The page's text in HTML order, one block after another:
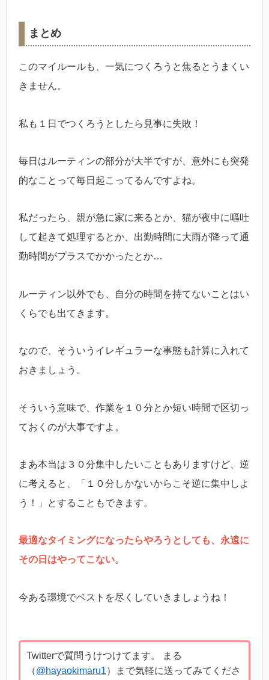
まとめ
このマイルールも、一気につくろうと焦るとうまくい
きません。
私も１日でつくろうとしたら見事に失敗！
毎日はルーティンの部分が大半ですが、意外にも突発
的なことって毎日起こってるんですよね。
私だったら、親が急に家に来るとか、猫が夜中に嘔吐
して起きて処理するとか、出勤時間に大雨が降って通
勤時間がプラスでかかったとか…
ルーティン以外でも、自分の時間を持てないことはい
くらでも出てきます。
なので、そういうイレギュラーな事態も計算に入れて
おきましょう。
そういう意味で、作業を１０分とか短い時間で区切っ
ておくのが大事ですよ。
まあ本当は３０分集中したいこともありますけど、逆
に考えると、「１０分しかないからこそ逆に集中しよ
う！」とすることもできます。
最適なタイミングになったらやろうとしても、永遠に
その日はやってこない。
今ある環境でベストを尽くしていきましょうね！
Twitterで質問うけつけてます。 まる
（@hayaokimaru1）まで気軽に送ってみてくださ